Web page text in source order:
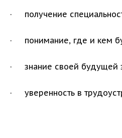
· получение
· понимание, где и кем
· знание своей будущей
· уверенность в